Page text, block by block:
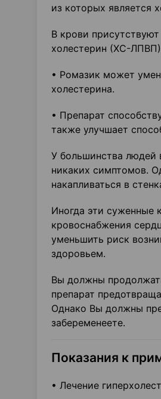
из которых является
В крови
холестерин (ХС-
• Ромазик может
холестерина.
• Препарат
также улучшает
У большинства людей
никаких симптомов.
накапливаться в
Иногда эти суженные
кровоснабжения
уменьшить риск
здоровьем.
Вы должны
препарат
Однако Вы должны
забеременеете.
Показания к
• Лечение